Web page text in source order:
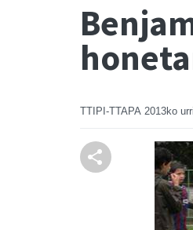
TTIPI-TTAPA 2013ko